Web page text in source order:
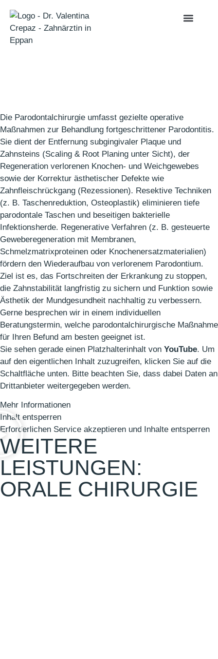
Die Parodontalchirurgie umfasst gezielte operative
Maßnahmen zur Behandlung fortgeschrittener Parodontitis.
Sie dient der Entfernung subgingivaler Plaque und
Zahnsteins (Scaling & Root Planing unter Sicht), der
Regeneration verlorenen Knochen- und Weichgewebes
sowie der Korrektur ästhetischer Defekte wie
Zahnfleischrückgang (Rezessionen). Resektive Techniken
(z. B. Taschenreduktion, Osteoplastik) eliminieren tiefe
parodontale Taschen und beseitigen bakterielle
Infektionsherde. Regenerative Verfahren (z. B. gesteuerte
Geweberegeneration mit Membranen,
Schmelzmatrixproteinen oder Knochenersatzmaterialien)
fördern den Wiederaufbau von verlorenem Parodontium.
Ziel ist es, das Fortschreiten der Erkrankung zu stoppen,
die Zahnstabilität langfristig zu sichern und Funktion sowie
Ästhetik der Mundgesundheit nachhaltig zu verbessern.
Gerne besprechen wir in einem individuellen
Beratungstermin, welche parodontalchirurgische Maßnahme
für Ihren Befund am besten geeignet ist.
Sie sehen gerade einen Platzhalterinhalt von YouTube. Um
auf den eigentlichen Inhalt zuzugreifen, klicken Sie auf die
Schaltfläche unten. Bitte beachten Sie, dass dabei Daten an
Drittanbieter weitergegeben werden.
Mehr Informationen
Inhalt entsperren
Erforderlichen Service akzeptieren und Inhalte entsperren
WEITERE
LEISTUNGEN:
ORALE CHIRURGIE